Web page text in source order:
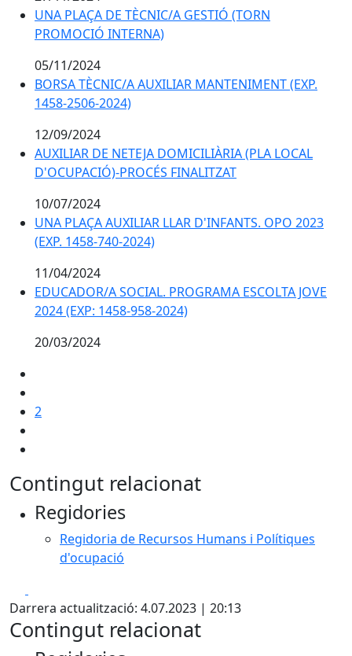
UNA PLAÇA DE TÈCNIC/A GESTIÓ (TORN
PROMOCIÓ INTERNA)
05/11/2024
BORSA TÈCNIC/A AUXILIAR MANTENIMENT (EXP.
1458-2506-2024)
12/09/2024
AUXILIAR DE NETEJA DOMICILIÀRIA (PLA LOCAL
D'OCUPACIÓ)-PROCÉS FINALITZAT
10/07/2024
UNA PLAÇA AUXILIAR LLAR D'INFANTS. OPO 2023
(EXP. 1458-740-2024)
11/04/2024
EDUCADOR/A SOCIAL. PROGRAMA ESCOLTA JOVE
2024 (EXP: 1458-958-2024)
20/03/2024
2
Contingut relacionat
Regidories
Regidoria de Recursos Humans i Polítiques
d'ocupació
Darrera actualització: 4.07.2023 | 20:13
Contingut relacionat